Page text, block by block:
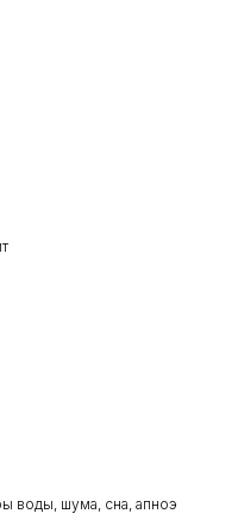
воды, шума, сна, апноэ